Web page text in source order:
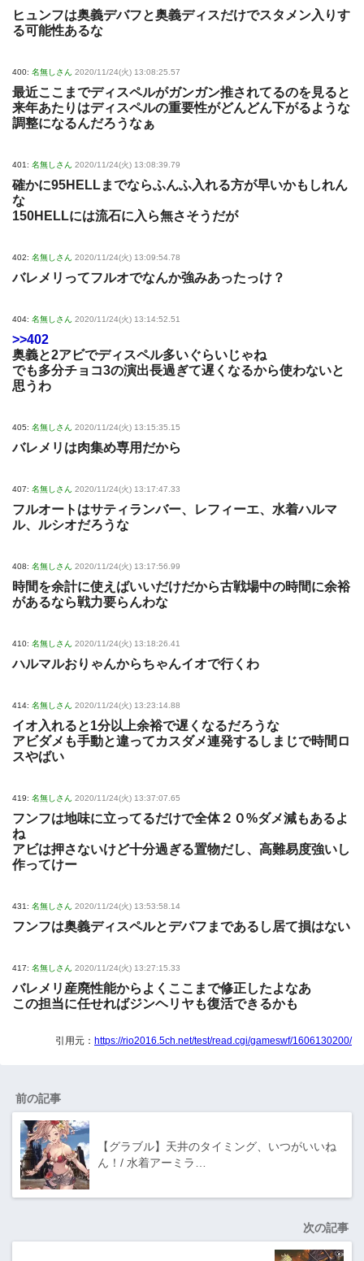
ヒュンフは奥義デバフと奥義ディスだけでスタメン入りす
る可能性あるな
400: 名無しさん 2020/11/24(火) 13:08:25.57
最近ここまでディスペルがガンガン推されてるのを見ると
来年あたりはディスペルの重要性がどんどん下がるような
調整になるんだろうなぁ
401: 名無しさん 2020/11/24(火) 13:08:39.79
確かに95HELLまでならふんふ入れる方が早いかもしれん
な
150HELLには流石に入ら無さそうだが
402: 名無しさん 2020/11/24(火) 13:09:54.78
バレメリってフルオでなんか強みあったっけ？
404: 名無しさん 2020/11/24(火) 13:14:52.51
>>402
奥義と2アビでディスペル多いぐらいじゃね
でも多分チョコ3の演出長過ぎて遅くなるから使わないと
思うわ
405: 名無しさん 2020/11/24(火) 13:15:35.15
バレメリは肉集め専用だから
407: 名無しさん 2020/11/24(火) 13:17:47.33
フルオートはサティランバー、レフィーエ、水着ハルマ
ル、ルシオだろうな
408: 名無しさん 2020/11/24(火) 13:17:56.99
時間を余計に使えばいいだけだから古戦場中の時間に余裕
があるなら戦力要らんわな
410: 名無しさん 2020/11/24(火) 13:18:26.41
ハルマルおりゃんからちゃんイオで行くわ
414: 名無しさん 2020/11/24(火) 13:23:14.88
イオ入れると1分以上余裕で遅くなるだろうな
アビダメも手動と違ってカスダメ連発するしまじで時間ロ
スやばい
419: 名無しさん 2020/11/24(火) 13:37:07.65
フンフは地味に立ってるだけで全体２０%ダメ減もあるよ
ね
アビは押さないけど十分過ぎる置物だし、高難易度強いし
作ってけー
431: 名無しさん 2020/11/24(火) 13:53:58.14
フンフは奥義ディスペルとデバフまであるし居て損はない
417: 名無しさん 2020/11/24(火) 13:27:15.33
バレメリ産廃性能からよくここまで修正したよなあ
この担当に任せればジンヘリヤも復活できるかも
引用元： https://rio2016.5ch.net/test/read.cgi/gameswf/1606130200/
前の記事
【グラブル】天井のタイミング、いつがいいね
ん！/ 水着アーミラ…
次の記事